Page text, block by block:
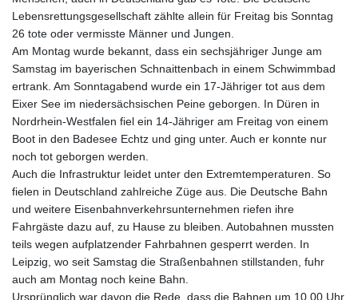
Lebensrettungsgesellschaft zählte allein für Freitag bis Sonntag
26 tote oder vermisste Männer und Jungen.
Am Montag wurde bekannt, dass ein sechsjähriger Junge am
Samstag im bayerischen Schnaittenbach in einem Schwimmbad
ertrank. Am Sonntagabend wurde ein 17-Jähriger tot aus dem
Eixer See im niedersächsischen Peine geborgen. In Düren in
Nordrhein-Westfalen fiel ein 14-Jähriger am Freitag von einem
Boot in den Badesee Echtz und ging unter. Auch er konnte nur
noch tot geborgen werden.
Auch die Infrastruktur leidet unter den Extremtemperaturen. So
fielen in Deutschland zahlreiche Züge aus. Die Deutsche Bahn
und weitere Eisenbahnverkehrsunternehmen riefen ihre
Fahrgäste dazu auf, zu Hause zu bleiben. Autobahnen mussten
teils wegen aufplatzender Fahrbahnen gesperrt werden. In
Leipzig, wo seit Samstag die Straßenbahnen stillstanden, fuhr
auch am Montag noch keine Bahn.
Ursprünglich war davon die Rede, dass die Bahnen um 10.00 Uhr